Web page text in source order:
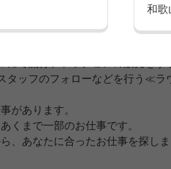
和歌
ップで最新携帯の案内や申込受
の安さ、などを分かりやすくご
タッフのフォローなどを行う≪
があります。
くまで一部のお仕事です。
、あなたに合ったお仕事を探しま